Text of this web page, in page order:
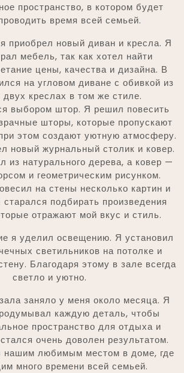
пространство, в котором будет
время всей семьей.
приобрел новый диван и кресла. Я
мебель, так как хотел найти
цены, качества и дизайна. В
на угловом диване с обивкой из
креслах в том же стиле.
выбором штор. Я решил повесить
шторы, которые пропускают
этом создают уютную атмосферу.
новый журнальный столик и ковер.
из натурального дерева, а ковер —
и геометрическим рисунком.
на стены несколько картин и
подбирать произведения
отражают мой вкус и стиль.
я уделил освещению. Я установил
светильников на потолке и
Благодаря этому в зале всегда
светло и уютно.
заняло у меня около месяца. Я
каждую деталь, чтобы
пространство для отдыха и
очень доволен результатом.
нашим любимым местом в доме, где
много времени всей семьей.